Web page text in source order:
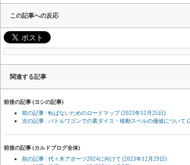
この記事への反応
関連する記事
前後の記事 (ヨシの記事)
前の記事 : 転ばないためのロードマップ(2023年12月25日)
次の記事 : バトルワゴンでの素ダイス・移動スペルの価値について
前後の記事 (カルドブログ全体)
前の記事 : 代々木アポーツ2024に向けて (2023年12月29日)